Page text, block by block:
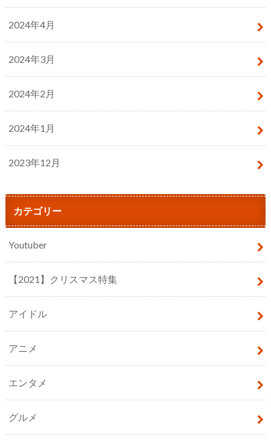
2024年4月
2024年3月
2024年2月
2024年1月
2023年12月
カテゴリー
Youtuber
【2021】クリスマス特集
アイドル
アニメ
エンタメ
グルメ